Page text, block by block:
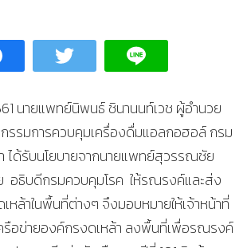
นายแพทย์นิพนธ์ ชินานนท์เวช ผู้อำนวย
รรมการควบคุมเครื่องดื่มแอลกอฮอล์ กรม
ได้รับนโยบายจากนายแพทย์สุวรรณชัย
ธิบดีกรมควบคุมโรค ให้รณรงค์และส่ง
ล้าในพื้นที่ต่างๆ จึงมอบหมายให้เจ้าหน้าที่
รือข่ายองค์กรงดเหล้า ลงพื้นที่เพื่อรณรงค์